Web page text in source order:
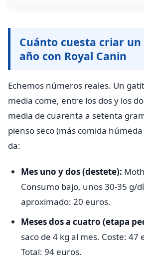
Cuánto cuesta criar
año con Royal Canin
Echemos números reales. Un
media come, entre los dos y los
media de cuarenta a setenta
pienso seco (más comida húmeda
da:
Mes uno y dos (destete):
Consumo bajo, unos 30-35 g/
aproximado: 20 euros.
Meses dos a cuatro (etapa
saco de 4 kg al mes. Coste:
Total: 94 euros.